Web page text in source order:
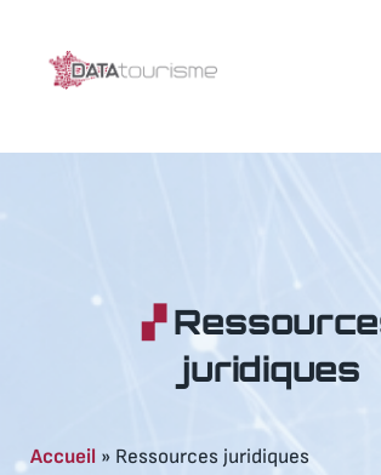
content
juridiques
Accueil » Ressources juridiques